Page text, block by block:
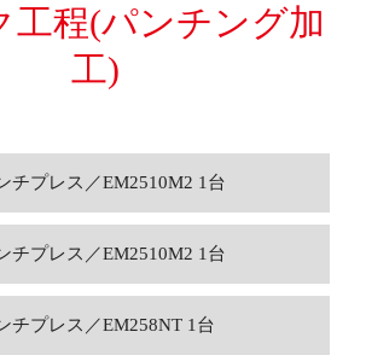
工程(パンチング加
工)
チプレス／EM2510M2 1台
チプレス／EM2510M2 1台
チプレス／EM258NT 1台